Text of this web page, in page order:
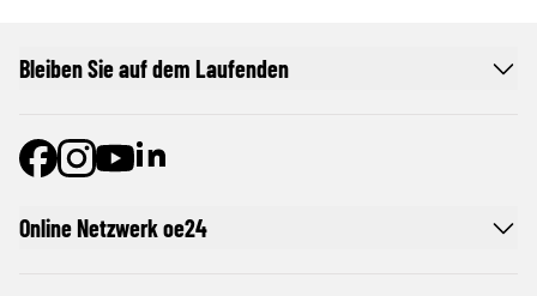
Online Netzwerk oe24
Bleiben Sie auf dem Laufenden